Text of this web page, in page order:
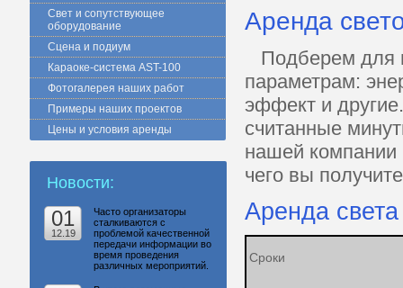
Свет и сопутствующее
оборудование
Сцена и подиум
Караоке-система AST-100
Фотогалерея наших работ
Примеры наших проектов
Цены и условия аренды
Новости:
01
12.19
Часто организаторы
сталкиваются с
проблемой качественной
передачи информации во
время проведения
различных мероприятий.
Аренда
Подберем для
параметрам:
эффект и
считанные
нашей компании
чего вы
Аренда
Сроки